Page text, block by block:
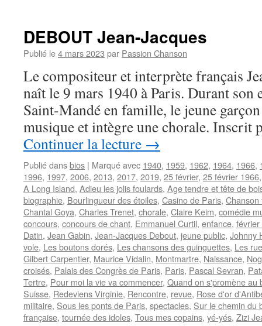
DEBOUT Jean-Jacques
Publié le4 mars 2023 par Passion Chanson
Le compositeur et interprète français
naît le 9 mars 1940 à Paris. Durant son
Saint-Mandé en famille, le jeune
musique et intègre une chorale. Inscrit
Continuer la lecture →
Publié dansbios | Marqué avec 1940, 1959, 1962, 1964, 1966,
1996, 1997, 2006, 2013, 2017, 2019, 25 février, 25 février 1966
A Long Island, Adieu les jolis foulards, Age tendre et tête de
biographie, Bourlingueur des étoiles, Casino de Paris, Chanson
Chantal Goya, Charles Trenet, chorale, Claire Keim, comédie
concours, concours de chant, Emmanuel Curtil, enfance,
Datin, Jean Gabin, Jean-Jacques Debout, jeune public, Johnny
vole, Les boutons dorés, Les chansons des guinguettes, Les
Gilbert Carpentier, Maurice Vidalin, Montmartre, Naissance,
croisés, Palais des Congrès de Paris, Paris, Pascal Sevran,
Tertre, Pour moi la vie va commencer, Quand on s'promène au
Suisse, Redeviens Virginie, Rencontre, revue, Rose d'or
militaire, Sous les ponts de Paris, spectacles, Sur le chemin du
française, tournée des idoles, Tous mes copains, yé-yés, Zizi